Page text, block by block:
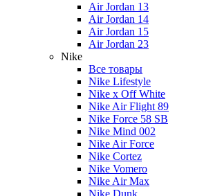
Air Jordan 13
Air Jordan 14
Air Jordan 15
Air Jordan 23
Nike
Все товары
Nike Lifestyle
Nike x Off White
Nike Air Flight 89
Nike Force 58 SB
Nike Mind 002
Nike Air Force
Nike Cortez
Nike Vomero
Nike Air Max
Nike Dunk